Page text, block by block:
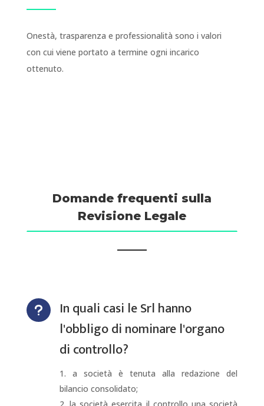
Onestà, trasparenza e professionalità sono i valori
con cui viene portato a termine ogni incarico
ottenuto.
Domande frequenti sulla
Revisione Legale
u
In quali casi le Srl hanno
l'obbligo di nominare l'organo
di controllo?
a società è tenuta alla redazione del
bilancio consolidato;